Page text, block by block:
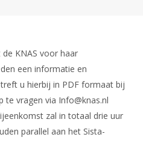
KNAS voor haar
een informatie en
u hierbij in PDF formaat bij
te vragen via Info@knas.nl
zal in totaal drie uur
parallel aan het Sista-